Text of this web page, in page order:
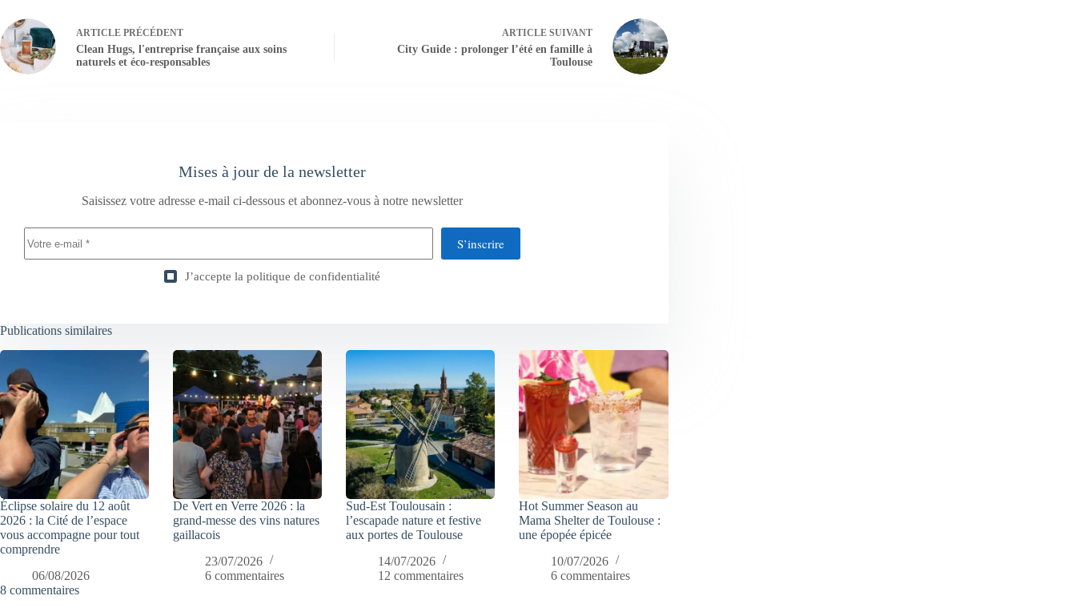
ARTICLE PRÉCÉDENT
Clean Hugs, l'entreprise française aux soins
naturels et éco-responsables
ARTICLESUIVANT
City Guide : prolonger l’été en famille à
Toulouse
Mises à jour de la newsletter
Saisissez votre adresse e-mail ci-dessous et abonnez-vous à notre newsletter
S’inscrire
J’accepte la politique de confidentialité
Publications similaires
Éclipse solaire du 12 août
2026 : la Cité de l’espace
vous accompagne pour tout
comprendre
06/08/2026
De Vert en Verre 2026 : la
grand-messe des vins natures
gaillacois
23/07/2026
6 commentaires
Sud-Est Toulousain :
l’escapade nature et festive
aux portes de Toulouse
14/07/2026
12 commentaires
Hot Summer Season au
Mama Shelter de Toulouse :
une épopée épicée
10/07/2026
6 commentaires
8 commentaires